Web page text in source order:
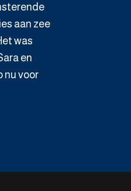
aan zee
was
en
nu voor